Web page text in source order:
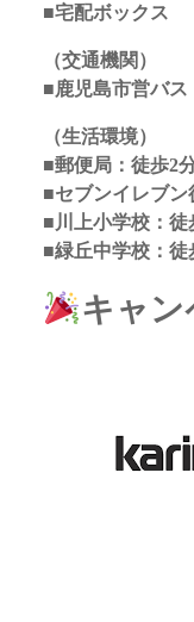
■宅配ボックス
（交通機関）
■鹿児島市営バ
（生活環境）
■郵便局：徒歩2
■セブンイレブン
■川上小学校：徒
■緑丘中学校：徒
キャン